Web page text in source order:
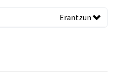
Erantzun